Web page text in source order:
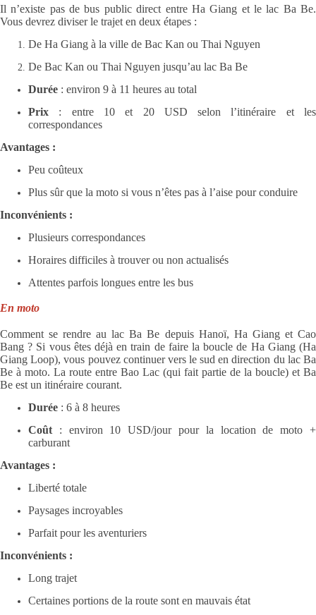
Il n’existe pas de bus public direct entre Ha Giang et le lac Ba Be.
Vous devrez diviser le trajet en deux étapes :
De Ha Giang à la ville de Bac Kan ou Thai Nguyen
De Bac Kan ou Thai Nguyen jusqu’au lac Ba Be
Durée : environ 9 à 11 heures au total
Prix : entre 10 et 20 USD selon l’itinéraire et les
correspondances
Avantages :
Peu coûteux
Plus sûr que la moto si vous n’êtes pas à l’aise pour conduire
Inconvénients :
Plusieurs correspondances
Horaires difficiles à trouver ou non actualisés
Attentes parfois longues entre les bus
En moto
Comment se rendre au lac Ba Be depuis Hanoï, Ha Giang et Cao
Bang ? Si vous êtes déjà en train de faire la boucle de Ha Giang (Ha
Giang Loop), vous pouvez continuer vers le sud en direction du lac Ba
Be à moto. La route entre Bao Lac (qui fait partie de la boucle) et Ba
Be est un itinéraire courant.
Durée : 6 à 8 heures
Coût : environ 10 USD/jour pour la location de moto +
carburant
Avantages :
Liberté totale
Paysages incroyables
Parfait pour les aventuriers
Inconvénients :
Long trajet
Certaines portions de la route sont en mauvais état